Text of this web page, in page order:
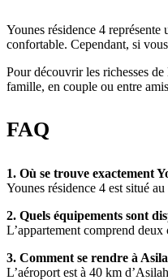
Younes résidence 4
confortable. Cependant, si
Pour découvrir les richesses
famille, en couple ou entre
FAQ
1. Où se trouve exactement
Younes résidence 4 est situé
2. Quels équipements sont
L’appartement comprend
3. Comment se rendre à
L’aéroport est à 40 km